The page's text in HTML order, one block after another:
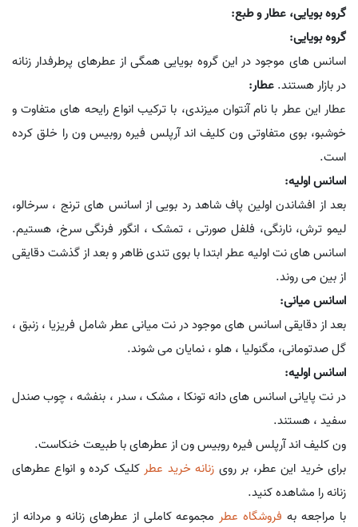
گروه بویایی، عطار و طبع:
گروه بویایی:
اسانس های موجود در این گروه بویایی همگی از عطرهای پرطرفدار زنانه
در بازار هستند. عطار:
عطار این عطر با نام آنتوان میزندی، با ترکیب انواع رایحه های متفاوت و
خوشبو، بوی متفاوتی ون کلیف اند آرپلس فیره روبیس ون را خلق کرده
است.
اسانس اولیه:
بعد از افشاندن اولین پاف شاهد رد بویی از اسانس های ترنج ، سرخالو،
لیمو ترش، نارنگی، فلفل صورتی ، تمشک ، انگور فرنگی سرخ، هستیم.
اسانس های نت اولیه عطر ابتدا با بوی تندی ظاهر و بعد از گذشت دقایقی
از بین می روند.
اسانس میانی:
بعد از دقایقی اسانس های موجود در نت میانی عطر شامل فریزیا ، زنبق ،
گل صدتومانی، مگنولیا ، هلو ، نمایان می شوند.
اسانس اولیه:
در نت پایانی اسانس های دانه تونکا ، مشک ، سدر ، بنفشه ، چوب صندل
سفید ، هستند.
ون کلیف اند آرپلس فیره روبیس ون از عطرهای با طبیعت خنکاست.
برای خرید این عطر، بر روی زنانه خرید عطر کلیک کرده و انواع عطرهای
زنانه را مشاهده کنید.
با مراجعه به فروشگاه عطر مجموعه کاملی از عطرهای زنانه و مردانه از